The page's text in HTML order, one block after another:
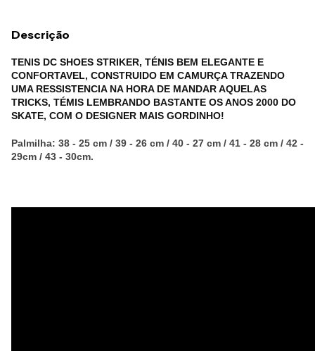
Descrição
TENIS DC SHOES STRIKER, TÉNIS BEM ELEGANTE E
CONFORTAVEL, CONSTRUIDO EM CAMURÇA TRAZENDO
UMA RESSISTENCIA NA HORA DE MANDAR AQUELAS
TRICKS, TÉMIS LEMBRANDO BASTANTE OS ANOS 2000 DO
SKATE, COM O DESIGNER MAIS GORDINHO!
Palmilha: 38 - 25 cm / 39 - 26 cm / 40 - 27 cm / 41 - 28 cm / 42 -
29cm / 43 - 30cm.